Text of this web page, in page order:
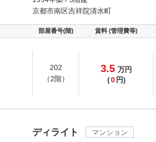
京都市南区吉祥院清水町
部屋番号(階) 賃料 (管理費等)
202
（2階）
3.5 万円
(0 円)
ディライト
マンション